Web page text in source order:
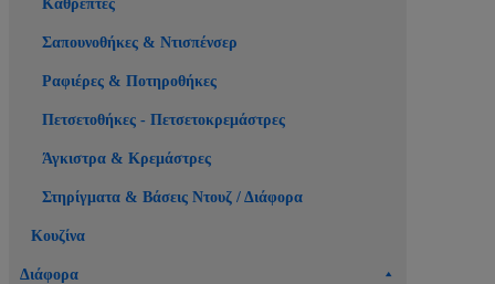
Καθρέπτες
Σαπουνοθήκες & Ντισπένσερ
Ραφιέρες & Ποτηροθήκες
Πετσετοθήκες - Πετσετοκρεμάστρες
Άγκιστρα & Κρεμάστρες
Στηρίγματα & Βάσεις Ντουζ / Διάφορα
Κουζίνα
Διάφορα